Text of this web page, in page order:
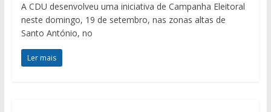
A CDU desenvolveu uma iniciativa de Campanha Eleitoral
neste domingo, 19 de setembro, nas zonas altas de
Santo António, no
Ler mais